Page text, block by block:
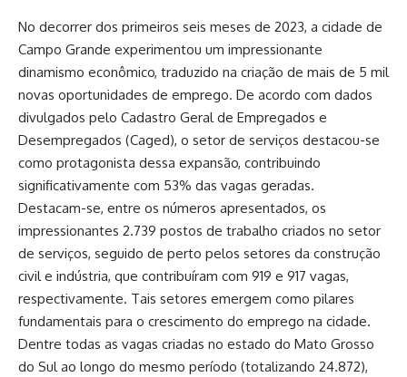
No decorrer dos primeiros seis meses de 2023, a cidade de
Campo Grande experimentou um impressionante
dinamismo econômico, traduzido na criação de mais de 5 mil
novas oportunidades de emprego. De acordo com dados
divulgados pelo Cadastro Geral de Empregados e
Desempregados (Caged), o setor de serviços destacou-se
como protagonista dessa expansão, contribuindo
significativamente com 53% das vagas geradas.
Destacam-se, entre os números apresentados, os
impressionantes 2.739 postos de trabalho criados no setor
de serviços, seguido de perto pelos setores da construção
civil e indústria, que contribuíram com 919 e 917 vagas,
respectivamente. Tais setores emergem como pilares
fundamentais para o crescimento do emprego na cidade.
Dentre todas as vagas criadas no estado do Mato Grosso
do Sul ao longo do mesmo período (totalizando 24.872),